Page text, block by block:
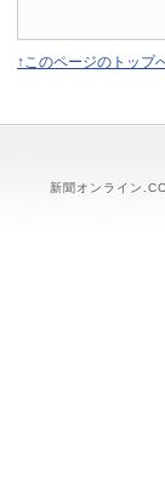
↑このページのトップ
新聞オンライン